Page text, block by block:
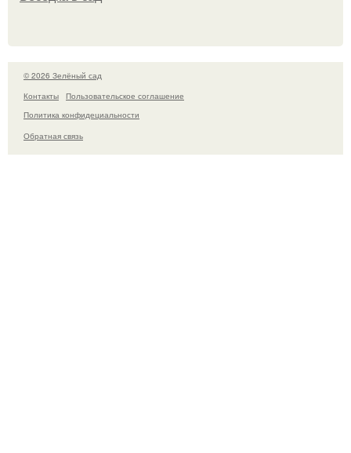
© 2026 Зелёный сад
Контакты
Пользовательское соглашение
Политика конфидециальности
Обратная связь